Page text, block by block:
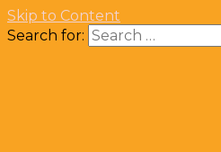
Skip to Content
Search for: